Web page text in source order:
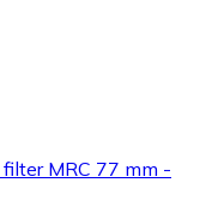
MRC 77 mm -